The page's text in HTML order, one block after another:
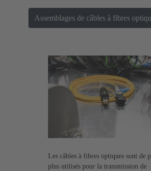
Assemblages de câbles à fibres
Les câbles à fibres optiques sont de
plus utilisés pour la transmission de